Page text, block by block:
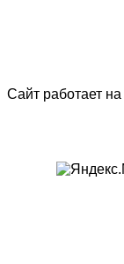
Сайт работает на